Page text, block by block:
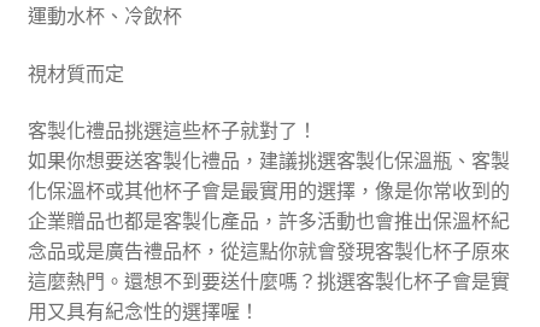
運動水杯、冷飲杯
視材質而定
客製化禮品挑選這些杯子就對了！
如果你想要送客製化禮品，建議挑選客製化保溫瓶、客製
化保溫杯或其他杯子會是最實用的選擇，像是你常收到的
企業贈品也都是客製化產品，許多活動也會推出保溫杯紀
念品或是廣告禮品杯，從這點你就會發現客製化杯子原來
這麼熱門。還想不到要送什麼嗎？挑選客製化杯子會是實
用又具有紀念性的選擇喔！